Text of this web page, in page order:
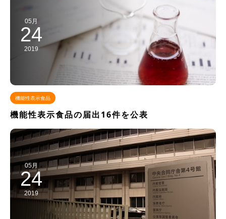
05月
24
2019
機能性表示食品
機能性表示食品の届出16件を公表
05月
24
2019